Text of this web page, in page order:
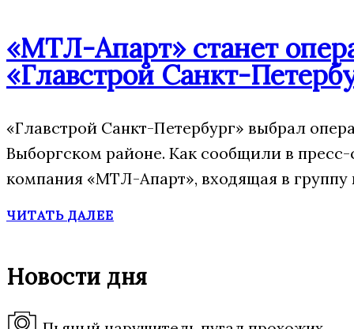
«МТЛ-Апарт» станет
«Главстрой Санкт-
«Главстрой Санкт-Петербург» выбрал
Выборгском районе. Как сообщили в
компания «МТЛ-Апарт», входящая в группу
ЧИТАТЬ ДАЛЕЕ
Новости дня